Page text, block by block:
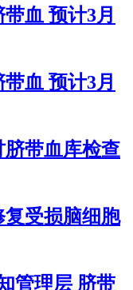
血 预计3月
血 预计3月
带血库检查
受损脑细胞
管理层 脐带